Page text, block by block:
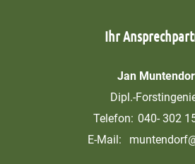
Ihr
Jan
Dipl.-
Telefon: 040- 302
E-Mail: